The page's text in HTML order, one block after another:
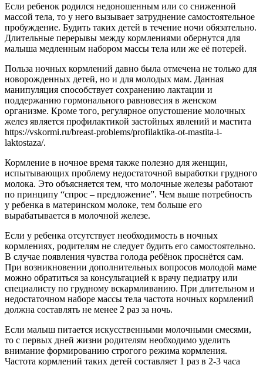
Если ребенок родился недоношенным или со сниженной
массой тела, то у него вызывает затруднение самостоятельное
пробуждение. Будить таких детей в течение ночи обязательно.
Длительные перерывы между кормлениями обернутся для
малыша медленным набором массы тела или же её потерей.
Польза ночных кормлений давно была отмечена не только для
новорожденных детей, но и для молодых мам. Данная
манипуляция способствует сохранению лактации и
поддержанию гормонального равновесия в женском
организме. Кроме того, регулярное опустошение молочных
желез является профилактикой застойных явлений и мастита
https://vskormi.ru/breast-problems/profilaktika-ot-mastita-i-
laktostaza/.
Кормление в ночное время также полезно для женщин,
испытывающих проблему недостаточной выработки грудного
молока. Это объясняется тем, что молочные железы работают
по принципу “спрос – предложение”. Чем выше потребность
у ребенка в материнском молоке, тем больше его
вырабатывается в молочной железе.
Если у ребенка отсутствует необходимость в ночных
кормлениях, родителям не следует будить его самостоятельно.
В случае появления чувства голода ребёнок проснётся сам.
При возникновении дополнительных вопросов молодой маме
можно обратиться за консультацией к врачу педиатру или
специалисту по грудному вскармливанию. При длительном и
недостаточном наборе массы тела частота ночных кормлений
должна составлять не менее 2 раз за ночь.
Если малыш питается искусственными молочными смесями,
то с первых дней жизни родителям необходимо уделить
внимание формированию строгого режима кормления.
Частота кормлений таких детей составляет 1 раз в 2-3 часа